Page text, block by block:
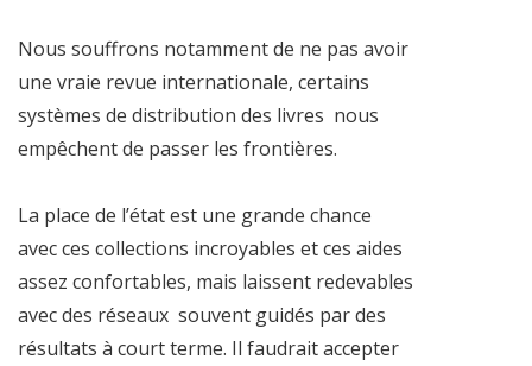
Nous souffrons notamment de ne pas avoir
une vraie revue internationale, certains
systèmes de distribution des livres nous
empêchent de passer les frontières.
La place de l’état est une grande chance
avec ces collections incroyables et ces aides
assez confortables, mais laissent redevables
avec des réseaux souvent guidés par des
résultats à court terme. Il faudrait accepter